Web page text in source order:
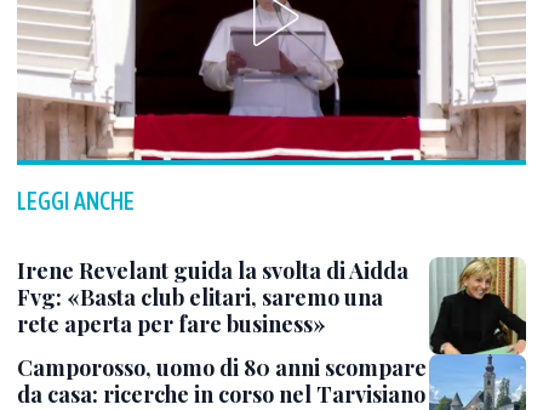
LEGGI ANCHE
Irene Revelant guida la svolta di Aidda
Fvg: «Basta club elitari, saremo una
rete aperta per fare business»
Camporosso, uomo di 80 anni scompare
da casa: ricerche in corso nel Tarvisiano